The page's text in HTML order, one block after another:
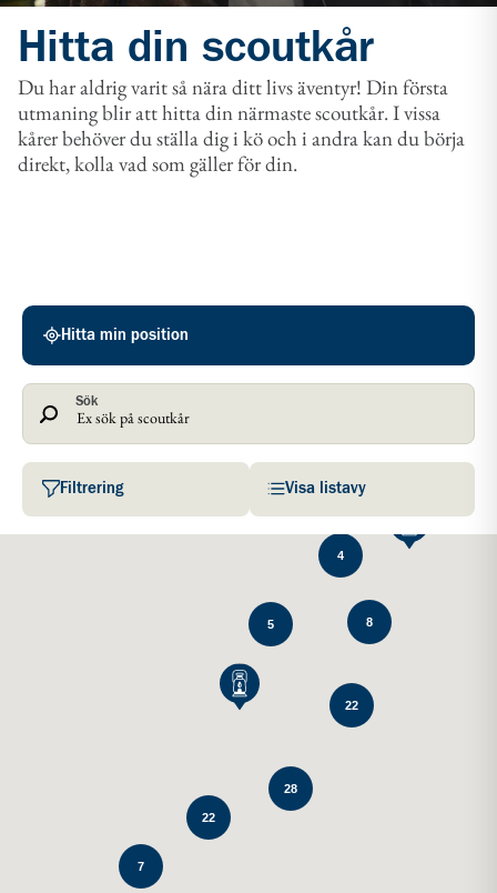
Hitta din scoutkår
Du har aldrig varit så nära ditt livs äventyr! Din första
utmaning blir att hitta din närmaste scoutkår. I vissa
kårer behöver du ställa dig i kö och i andra kan du börja
direkt, kolla vad som gäller för din.
Scoutkårer
Hitta min position
Sök
Filtrering Visa listavy
28
5
22
22
8
4
7